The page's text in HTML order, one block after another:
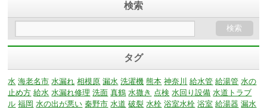
検索
タグ
水 海老名市 水漏れ 相模原 漏水 洗濯機 熊本 神奈川 給水管 給湯管 水の
止め方 給水 水漏れ修理 洗面 真鶴 水撒き 点検 水回り設備 水道トラブ
ル 福岡 水の出が悪い 秦野市 水道 破裂 水栓 浴室水栓 浴室 給湯器 漏水